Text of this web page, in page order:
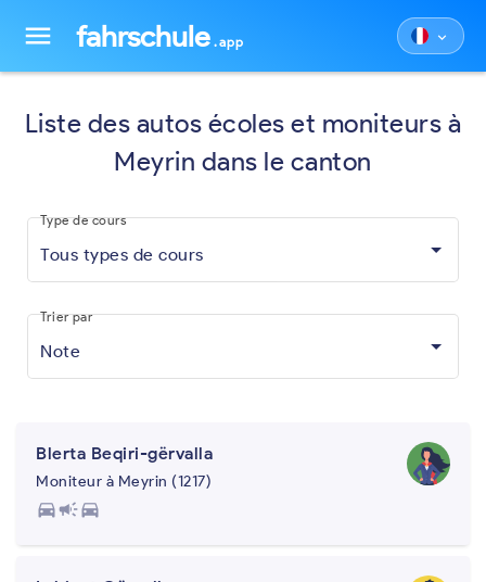
menu fahrschule .app keyboard_arrow_down
Liste des autos écoles et moniteurs à
Meyrin dans le canton
Tous types de cours
Type de cours
Note
Trier par
Blerta Beqiri-gërvalla
Moniteur à Meyrin (1217)
directions_carcampaigndirections_car